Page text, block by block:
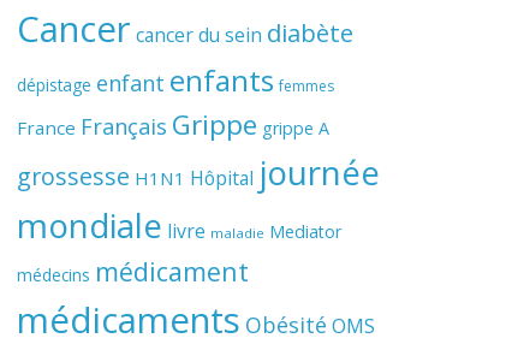
Cancer cancer du sein diabète
dépistage enfant enfants femmes
France Français Grippe grippe A
grossesse H1N1 Hôpital journée
mondiale livre maladie Mediator
médecins médicament
médicaments Obésité OMS